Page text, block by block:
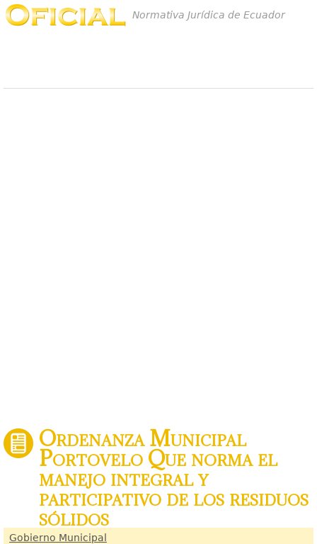
Normativa Jurídica de Ecuador
Ordenanza Municipal
Portovelo Que norma el
manejo integral y
participativo de los residuos
sólidos
Gobierno Municipal